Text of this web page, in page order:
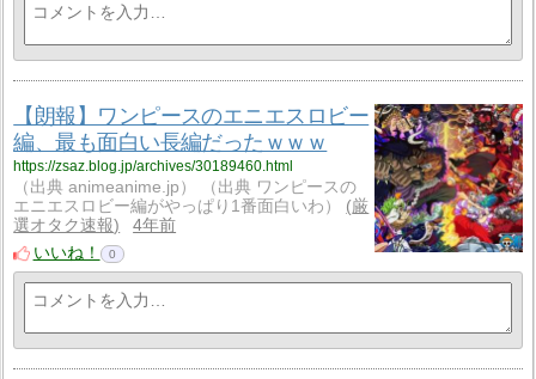
【朗報】ワンピースのエニエスロビー
編、最も面白い長編だったｗｗｗ
https://zsaz.blog.jp/archives/30189460.html
（出典 animeanime.jp） （出典 ワンピースの
エニエスロビー編がやっぱり1番面白いわ）
厳
選オタク速報
4年前
いいね！
0